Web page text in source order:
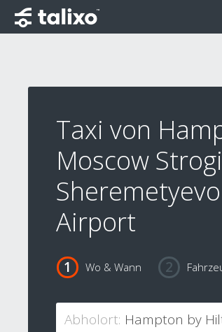
Taxi von
Moscow
Airport
Wo & Wann
Abholort: